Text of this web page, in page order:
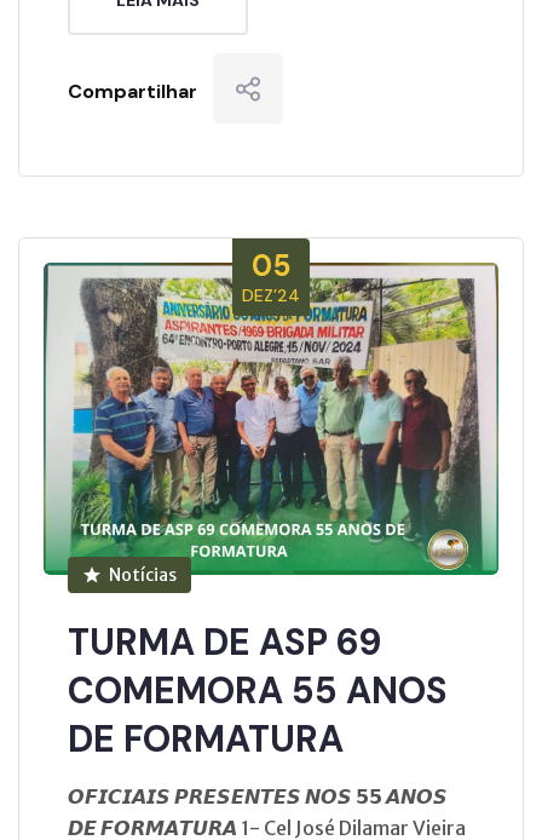
Compartilhar
05
DEZ’24
Notícias
TURMA DE ASP 69
COMEMORA 55 ANOS
DE FORMATURA
𝙊𝙁𝙄𝘾𝙄𝘼𝙄𝙎 𝙋𝙍𝙀𝙎𝙀𝙉𝙏𝙀𝙎 𝙉𝙊𝙎 𝟱𝟱 𝘼𝙉𝙊𝙎
𝘿𝙀 𝙁𝙊𝙍𝙈𝘼𝙏𝙐𝙍𝘼 1- Cel José Dilamar Vieira